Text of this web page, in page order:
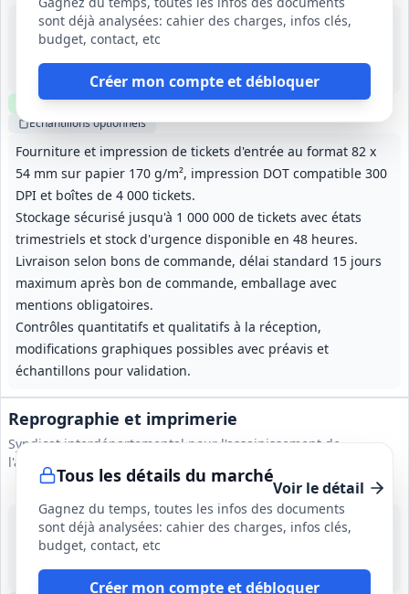
sont déjà analysées: cahier des charges, infos clés,
budget, contact, etc
Créer mon compte et débloquer
Fourniture et impression de tickets d'entrée au format 82 x
54 mm sur papier 170 g/m², impression DOT compatible 300
DPI et boîtes de 4 000 tickets.
Stockage sécurisé jusqu'à 1 000 000 de tickets avec états
trimestriels et stock d'urgence disponible en 48 heures.
Livraison selon bons de commande, délai standard 15 jours
maximum après bon de commande, emballage avec
mentions obligatoires.
Contrôles quantitatifs et qualitatifs à la réception,
modifications graphiques possibles avec préavis et
échantillons pour validation.
16 sept. 2026
Paris (75)
12 mois, reconductible 3 fois; durée maximale 48 mois
Clause environnementale
Clause sociale
Échantillonsoptionnels
Tous les détails du marché
Gagnez du temps, toutes les infos des documents
sont déjà analysées: cahier des charges, infos clés,
budget, contact, etc
Créer mon compte et débloquer
Reprographie et imprimerie
Syndicat interdépartemental pour l'assainissement de
l'agglomération parisienne
Voir le détail
16 sept. 2026
Île-de-France
833 000 €